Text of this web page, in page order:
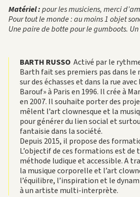
Matériel :pour les musiciens, merci
Pour tout le monde : au moins 1 objet
Une paire de botte pour le gumboots.
BARTH RUSSO Activé par le
Barth fait ses premiers pas dans le
sur des échasses et dans la rue
Barouf» à Paris en 1996. Il crée à
en 2007. Il souhaite porter des
mêlent l’art clownesque et la
pour générer du lien social et
fantaisie dans la société.
Depuis 2015, il propose des
L’objectif de ces formations est
méthode ludique et accessible. A
la musique corporelle et l’art
l’équilibre, l’inspiration et le
à un artiste multi-interprète.